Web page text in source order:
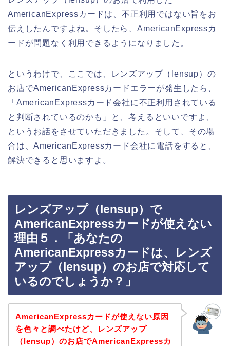
AmericanExpressカードは、不正利用ではない旨をお
伝えしたんですよね。そしたら、AmericanExpressカ
ードが問題なく利用できるようになりました。
というわけで、ここでは、レンズアップ（lensup）の
お店でAmericanExpressカードエラーが発生したら、
「AmericanExpressカード会社に不正利用されている
と判断されているのかも」と、考えるといいですよ、
というお話をさせていただきました。そして、その場
合は、AmericanExpressカード会社に電話をすると、
解決できると思いますよ。
レンズアップ（lensup）で
AmericanExpressカードが使えない
理由５．「あなたの
AmericanExpressカードは、レンズ
アップ（lensup）のお店で対応して
いるのでしょうか？」
AmericanExpressカードが使えない原因
を色々と調べたけど、レンズアップ
（lensup）のお店でAmericanExpressカ